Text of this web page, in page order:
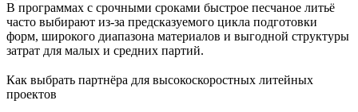
В программах с срочными сроками быстрое песчаное литьё
часто выбирают из-за предсказуемого цикла подготовки
форм, широкого диапазона материалов и выгодной структуры
затрат для малых и средних партий.
Как выбрать партнёра для высокоскоростных литейных
проектов